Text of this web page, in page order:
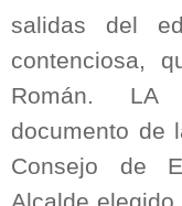
salidas del
contenciosa,
Román. LA
documento de
Consejo de